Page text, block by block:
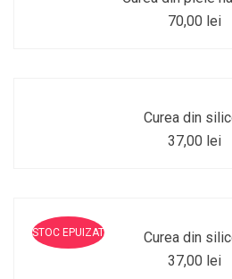
70,00 lei
Curea din
37,00 lei
Curea din
37,00 lei
STOC EPUIZAT